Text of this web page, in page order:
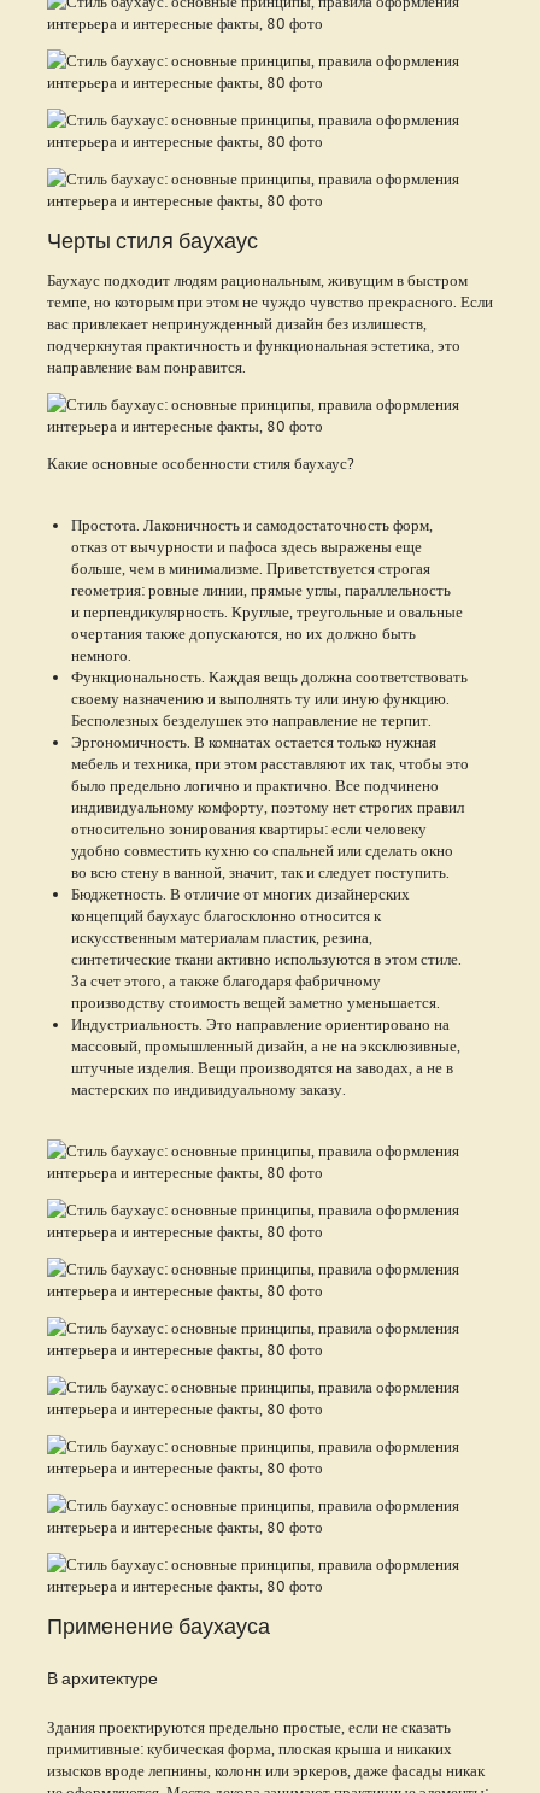
Черты стиля баухаус
Баухаус подходит людям рациональным, живущим в быстром
темпе, но которым при этом не чуждо чувство прекрасного. Если
вас привлекает непринужденный дизайн без излишеств,
подчеркнутая практичность и функциональная эстетика, это
направление вам понравится.
Какие основные особенности стиля баухаус?
Простота. Лаконичность и самодостаточность форм,
отказ от вычурности и пафоса здесь выражены еще
больше, чем в минимализме. Приветствуется строгая
геометрия: ровные линии, прямые углы, параллельность
и перпендикулярность. Круглые, треугольные и овальные
очертания также допускаются, но их должно быть
немного.
Функциональность. Каждая вещь должна соответствовать
своему назначению и выполнять ту или иную функцию.
Бесполезных безделушек это направление не терпит.
Эргономичность. В комнатах остается только нужная
мебель и техника, при этом расставляют их так, чтобы это
было предельно логично и практично. Все подчинено
индивидуальному комфорту, поэтому нет строгих правил
относительно зонирования квартиры: если человеку
удобно совместить кухню со спальней или сделать окно
во всю стену в ванной, значит, так и следует поступить.
Бюджетность. В отличие от многих дизайнерских
концепций баухаус благосклонно относится к
искусственным материалам пластик, резина,
синтетические ткани активно используются в этом стиле.
За счет этого, а также благодаря фабричному
производству стоимость вещей заметно уменьшается.
Индустриальность. Это направление ориентировано на
массовый, промышленный дизайн, а не на эксклюзивные,
штучные изделия. Вещи производятся на заводах, а не в
мастерских по индивидуальному заказу.
Применение баухауса
В архитектуре
Здания проектируются предельно простые, если не сказать
примитивные: кубическая форма, плоская крыша и никаких
изысков вроде лепнины, колонн или эркеров, даже фасады никак